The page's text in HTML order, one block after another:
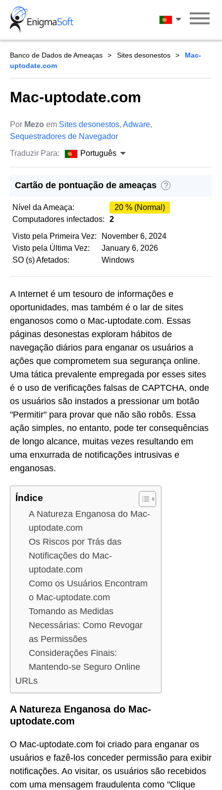
Skip
content
Português
Banco de Dados de Ameaças Sites desonestos
Mac-
uptodate.com
Mac-uptodate.com
Por Mezo em Sites desonestos, Adware,
Sequestradores de Navegador
Traduzir Para:
Português
Cartão de pontuação de ameaças ?
Nível da Ameaça:
20 % (Normal)
Computadores infectados:
2
Visto pela Primeira Vez:
November 6, 2024
Visto pela Última Vez:
January 6, 2026
SO (s) Afetados:
Windows
A Internet é um tesouro de informações e
oportunidades, mas também é o lar de sites
enganosos como o Mac-uptodate.com. Essas
páginas desonestas exploram hábitos de
navegação diários para enganar os usuários a
ações que comprometem sua segurança online.
Uma tática prevalente empregada por esses sites
é o uso de verificações falsas de CAPTCHA, onde
os usuários são instados a pressionar um botão
"Permitir" para provar que não são robôs. Essa
ação simples, no entanto, pode ter consequências
de longo alcance, muitas vezes resultando em
uma enxurrada de notificações intrusivas e
enganosas.
Índice
A Natureza Enganosa do Mac-
uptodate.com
Os Riscos por Trás das
Notificações do Mac-
uptodate.com
Como os Usuários Encontram
o Mac-uptodate.com
Tomando as Medidas
Necessárias: Como Revogar
as Permissões
Considerações Finais:
Mantendo-se Seguro Online
URLs
A Natureza Enganosa do Mac-
uptodate.com
O Mac-uptodate.com foi criado para enganar os
usuários e fazê-los conceder permissão para exibir
notificações. Ao visitar, os usuários são recebidos
com uma mensagem fraudulenta como "Clique